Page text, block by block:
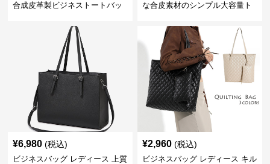
合成皮革製ビジネストートバッ
な合皮素材のシンプル大容量ト
¥6,980 (税込)
ビジネスバッグ レディース 上質
¥2,960 (税込)
ビジネスバッグ レディース キル